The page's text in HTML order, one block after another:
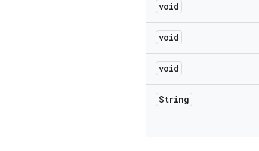
void
void
void
String